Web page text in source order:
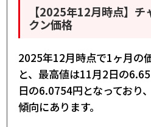
【2025年12月時点】
クン価格
2025年12月時点で1ヶ月の
と、最高値は11月2日の
日の6.0754円となっており
傾向にあります。